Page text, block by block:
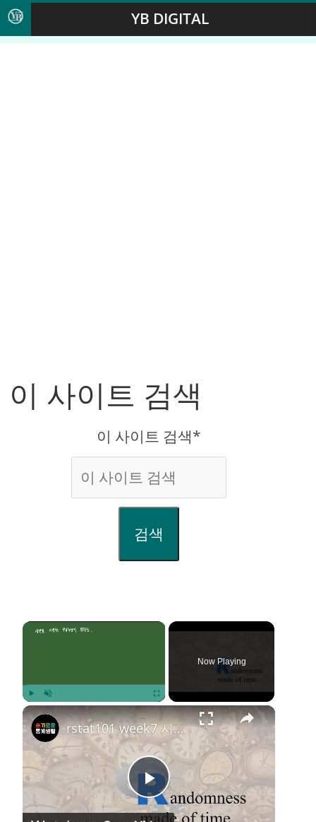
YB DIGITAL
이 사이트 검색
이 사이트 검색*
검색
×
Play Unmute Fullscreen
Now Playing
×
P
rstat101 week7 시간을 이용한 무작위수 만들기